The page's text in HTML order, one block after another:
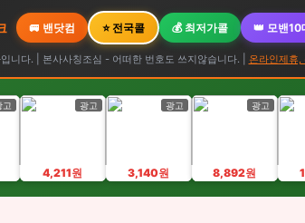
🚐 밴닷컴 ⭐ 전국콜 💰 최저가콜 👑 모밴10
니다. | 본사사칭조심 - 어떠한 번호도 쓰지않습니다. | 온라인제휴,
고 광고
4,211원
광고
3,140원
광고
8,892원